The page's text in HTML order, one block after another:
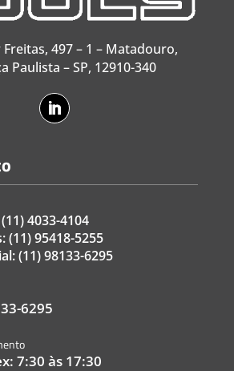
497 – 1 – Matadouro,
Paulista – SP, 12910-340
(11) 4033-4104
(11) 95418-5255
(11) 98133-6295
6295
7:30 às 17:30